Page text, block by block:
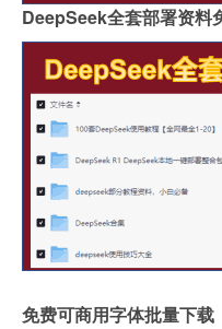
DeepSeek全套部署资料
免费可商用字体批量下载